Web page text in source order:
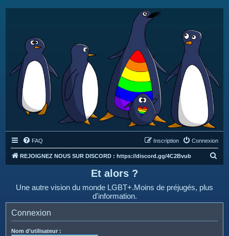
FAQ Connexion
Inscription
REJOIGNEZ NOUS SUR DISCORD : https://discord.gg/4C2Bvub
e
Et alors ?
Une autre vision du monde LGBT+.Moins de préjugés, plus
d'information.
Connexion
Nom d’utilisateur :